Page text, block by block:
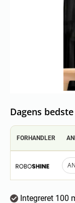
Dagens
FORHANDLER
Integreret 100